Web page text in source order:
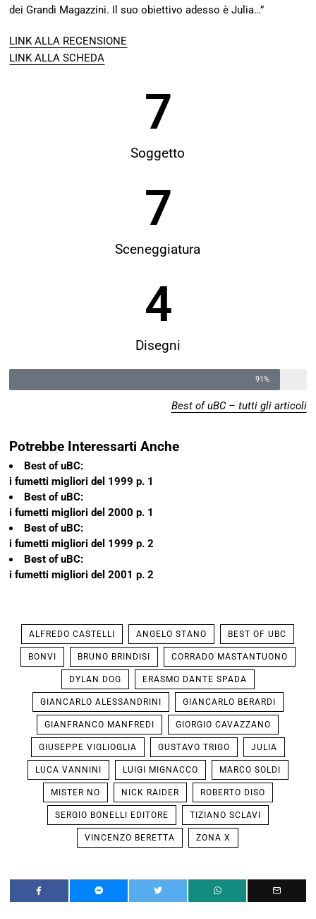
dei Grandi Magazzini. Il suo obiettivo adesso è Julia…”
LINK ALLA RECENSIONE
LINK ALLA SCHEDA
Soggetto
7
Sceneggiatura
7
Disegni
4
91%
Best of uBC – tutti gli articoli
Potrebbe Interessarti Anche
Best of uBC:
i fumetti migliori del 1999 p. 1
Best of uBC:
i fumetti migliori del 2000 p. 1
Best of uBC:
i fumetti migliori del 1999 p. 2
Best of uBC:
i fumetti migliori del 2001 p. 2
ALFREDO CASTELLI ANGELO STANO BEST OF UBC
BONVI BRUNO BRINDISI CORRADO MASTANTUONO
DYLAN DOG ERASMO DANTE SPADA
GIANCARLO ALESSANDRINI GIANCARLO BERARDI
GIANFRANCO MANFREDI GIORGIO CAVAZZANO
GIUSEPPE VIGLIOGLIA GUSTAVO TRIGO JULIA
LUCA VANNINI LUIGI MIGNACCO MARCO SOLDI
MISTER NO NICK RAIDER ROBERTO DISO
SERGIO BONELLI EDITORE TIZIANO SCLAVI
VINCENZO BERETTA ZONA X